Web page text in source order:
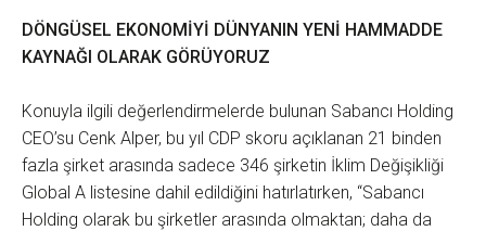
DÖNGÜSEL EKONOMİYİ DÜNYANIN YENİ HAMMADDE
KAYNAĞI OLARAK GÖRÜYORUZ
Konuyla ilgili değerlendirmelerde bulunan Sabancı Holding
CEO’su Cenk Alper, bu yıl CDP skoru açıklanan 21 binden
fazla şirket arasında sadece 346 şirketin İklim Değişikliği
Global A listesine dahil edildiğini hatırlatırken, “Sabancı
Holding olarak bu şirketler arasında olmaktan; daha da